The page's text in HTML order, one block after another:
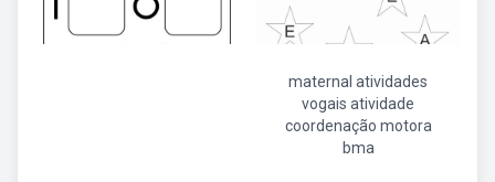
maternal atividades
vogais atividade
coordenação motora
bma